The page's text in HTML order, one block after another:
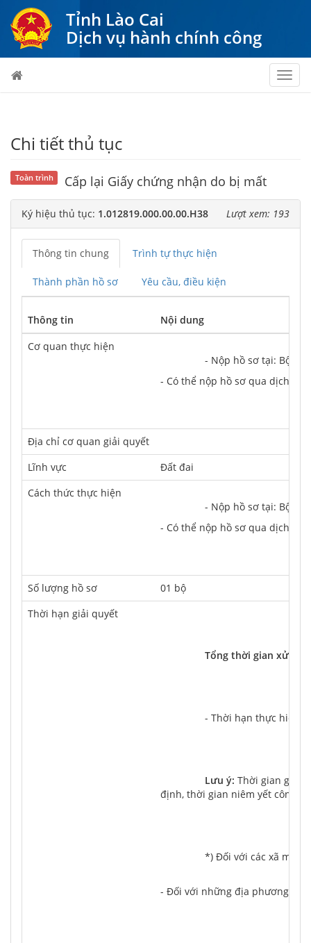
Tỉnh Lào Cai
Dịch vụ hành chính công
Chi tiết thủ tục
Toàn trình Cấp lại Giấy chứng nhận do bị mất
Ký hiệu thủ tục: 1.012819.000.00.00.H38 Lượt xem: 193
Thông tin chung Trình tự thực hiện
Thành phần hồ sơ Yêu cầu, điều kiện
Thông tin
Nội dung
Cơ quan thực hiện
- Nộp hồ sơ tại: Bộ
- Có thể nộp hồ sơ qua dịch vụ
Địa chỉ cơ quan giải quyết
Lĩnh vực
Đất đai
Cách thức thực hiện
- Nộp hồ sơ tại: Bộ
- Có thể nộp hồ sơ qua dịch vụ
Số lượng hồ sơ
01 bộ
Thời hạn giải quyết
Tổng thời gian xử lý
- Thời hạn thực hiện
Lưu ý: Thời gian giải
định, thời gian niêm yết công
*) Đối với các xã
- Đối với những địa phương mà